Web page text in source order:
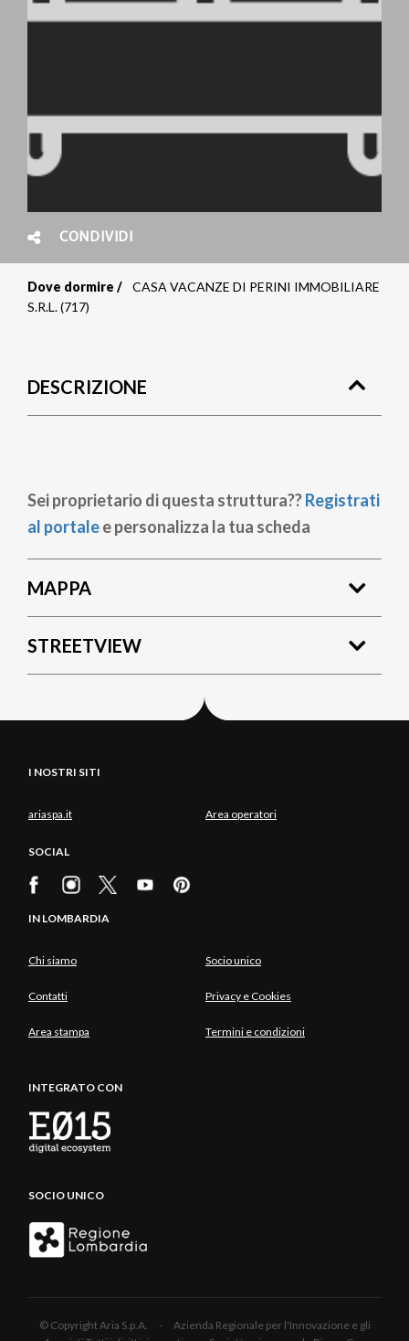
CONDIVIDI
Briciole
pane
Dove dormire
CASA VACANZE DI PERINI IMMOBILIARE
S.R.L. (717)
DESCRIZIONE
Sei proprietario di questa struttura??Registrati
al portalee personalizza la tua scheda
MAPPA
STREETVIEW
I NOSTRI SITI
ariaspa.it Area operatori
SOCIAL
IN LOMBARDIA
Chi siamo Socio unico
Contatti Privacy e Cookies
Area stampa Termini e condizioni
INTEGRATO CON
SOCIO UNICO
© Copyright Aria S.p.A. - Azienda Regionale per l'Innovazione e gli